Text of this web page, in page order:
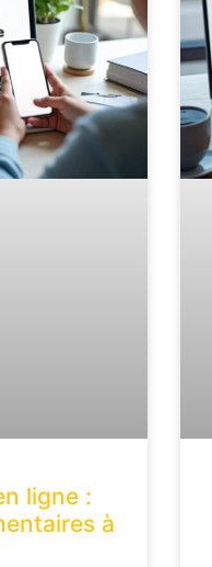
ligne :
à